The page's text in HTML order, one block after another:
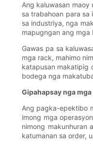
Ang kaluwasan
sa trabahoan para
sa industriya, nga
mapugngan ang mga
Gawas pa sa
mga rack, mahimo
katapusan makatipig
bodega nga
Gipahapsay nga
Ang pagka-epektibo
imong mga
nimong makunhuran
katumanan sa order,